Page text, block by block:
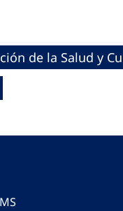
de la Salud y